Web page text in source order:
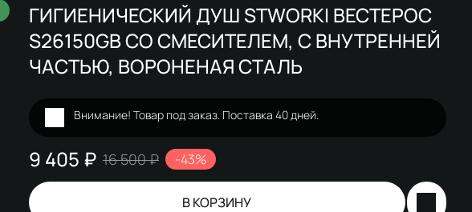
ГИГИЕНИЧЕСКИЙ ДУШ STWORKI ВЕСТЕРОС
S26150GB СО СМЕСИТЕЛЕМ, С ВНУТРЕННЕЙ
ЧАСТЬЮ, ВОРОНЕНАЯ СТАЛЬ
Внимание! Товар под заказ. Поставка 40 дней.
9 405 ₽ 16 500 ₽ -43%
В КОРЗИНУ